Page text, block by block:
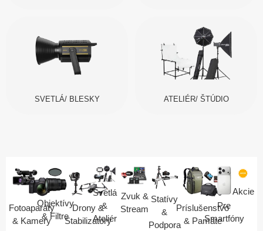
SVETLÁ/ BLESKY ATELIÉR/ ŠTÚDIO
Fotoaparáty
& Kamery
Objektívy
& Filtre
Drony &
Stabilizátory
Svetlá
&
Ateliér
Zvuk &
Stream
Statívy
&
Podpora
Príslušenstvo
& Pamäte
Pre
Smartfóny
Akcie